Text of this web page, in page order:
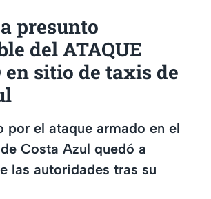
presunto
del ATAQUE
en sitio de taxis de
por el ataque armado en el
Costa Azul quedó a
las autoridades tras su